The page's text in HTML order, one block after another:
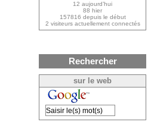
12 aujourd’hui
88 hier
157816 depuis le début
2 visiteurs actuellement connectés
Rechercher
sur le web